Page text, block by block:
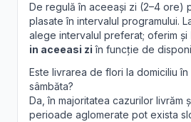
De regulă în aceeași zi (2–4 ore)
plasate în intervalul programului.
alege intervalul preferat; oferim și
in aceeasi zi în funcție de
Este livrarea de flori la domiciliu
sâmbăta?
Da, în majoritatea cazurilor livrăm
perioade aglomerate pot exista